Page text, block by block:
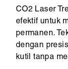
CO2 Laser
efektif untuk
permanen.
dengan
kutil tanpa